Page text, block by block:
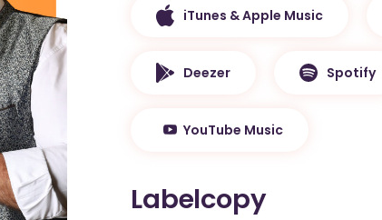
iTunes & Apple Music
Deezer Spotify
YouTube Music
Labelcopy